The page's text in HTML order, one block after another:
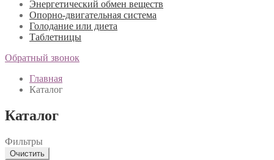
Энергетический обмен веществ
Опорно-двигательная система
Голодание или диета
Таблетницы
Обратный звонок
Главная
Каталог
Каталог
Фильтры
Очистить